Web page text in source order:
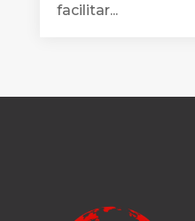
facilitar...